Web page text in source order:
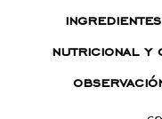
nutricional y